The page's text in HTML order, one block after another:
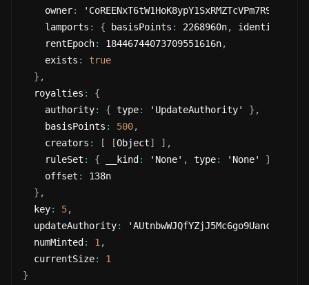
    owner
:
    lamports
: { basisPoints : 2268960n, identifier
    rentEpoch
: 18446744073709551616n,
    exists
:
true
} ,
  royalties
:
{
    authority
: { type: 'UpdateAuthority' } ,
    basisPoints
: 500,
    creators
: [ [Object] ] ,
    ruleSet
: { __kind : 'None' , type: 'None' }
    offset
:
138n
} ,
  key
: 5,
  updateAuthority
:
  numMinted
: 1 ,
  currentSize
:
1
}